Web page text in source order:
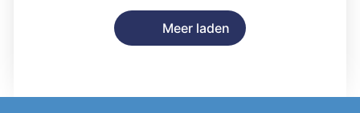
Meer laden